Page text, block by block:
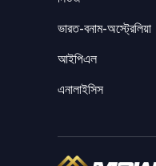
ভারত-বনাম-অস্ট্রেলিয়া
আইপিএল
এনালাইসিস